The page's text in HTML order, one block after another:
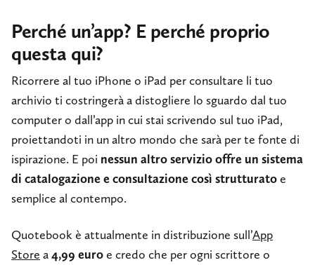
Perché un’app? E perché proprio
questa qui?
Ricorrere al tuo iPhone o iPad per consultare li tuo
archivio ti costringerà a distogliere lo sguardo dal tuo
computer o dall’app in cui stai scrivendo sul tuo iPad,
proiettandoti in un altro mondo che sarà per te fonte di
ispirazione. E poi nessun altro servizio offre un sistema
di catalogazione e consultazione così strutturatoe
semplice al contempo.
Quotebook è attualmente in distribuzione sull’App
Store a4,99 euroe credo che per ogni scrittore o